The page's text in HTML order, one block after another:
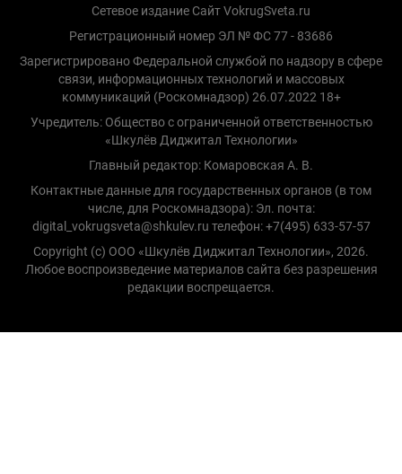
Сетевое издание Сайт VokrugSveta.ru
Регистрационный номер ЭЛ № ФС 77 - 83686
Зарегистрировано Федеральной службой по надзору в сфере
связи, информационных технологий и массовых
коммуникаций (Роскомнадзор) 26.07.2022 18+
Учредитель: Общество с ограниченной ответственностью
«Шкулёв Диджитал Технологии»
Главный редактор: Комаровская А. В.
Контактные данные для государственных органов (в том
числе, для Роскомнадзора): Эл. почта:
digital_vokrugsveta@shkulev.ru телефон: +7(495) 633-57-57
Copyright (с) ООО «Шкулёв Диджитал Технологии», 2026.
Любое воспроизведение материалов сайта без разрешения
редакции воспрещается.